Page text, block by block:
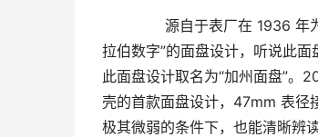
拉伯数字”的面盘设计，听说此
此面盘设计取名为“加州面盘”
壳的首款面盘设计，47mm 表径
极其微弱的条件下，也能清晰辨